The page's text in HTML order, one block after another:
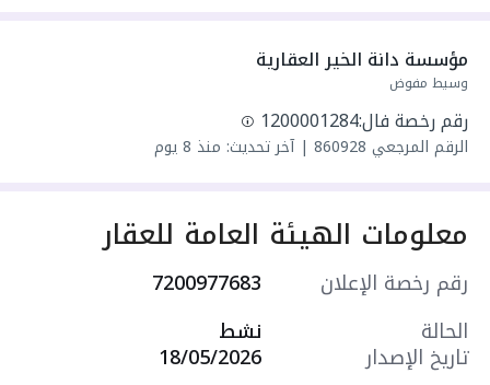
وهي نفس التصميم)
مكونات الدور الأرضي:
– مجلس نساء – دورة مياه ومغسلة – مطبخ
مؤسسة دانة الخير العقارية
وسيط مفوض
رقم رخصة فال:1200001284
الرقم المرجعي 860928
|آخر تحديث: منذ 8 يوم
معلومات الهيئة العامة للعقار
رقم رخصة الإعلان
7200977683
الحالة
نشط
تاريخ الإصدار 18/05/2026